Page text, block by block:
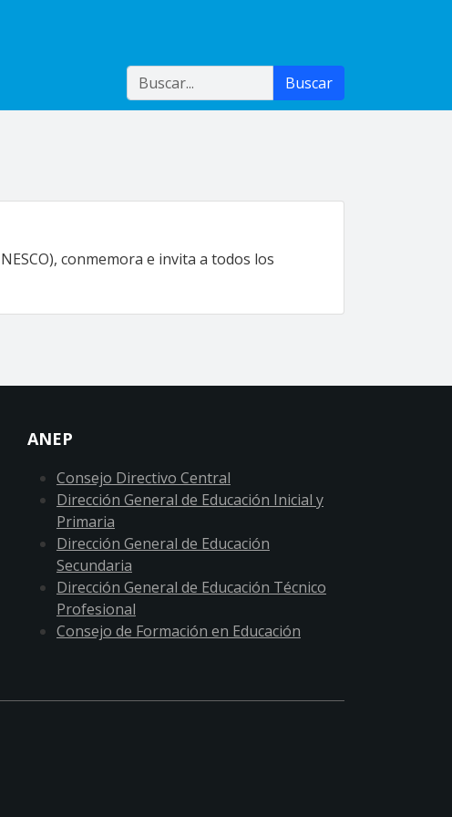
Buscar Buscar
conmemora e invita a todos los
ANEP
Consejo Directivo Central
Dirección General de Educación Inicial y
Primaria
Dirección General de Educación
Secundaria
Dirección General de Educación Técnico
Profesional
Consejo de Formación en Educación